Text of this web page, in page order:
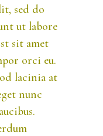
sed do
ut labore
sit amet
orci eu.
lacinia at
nunc